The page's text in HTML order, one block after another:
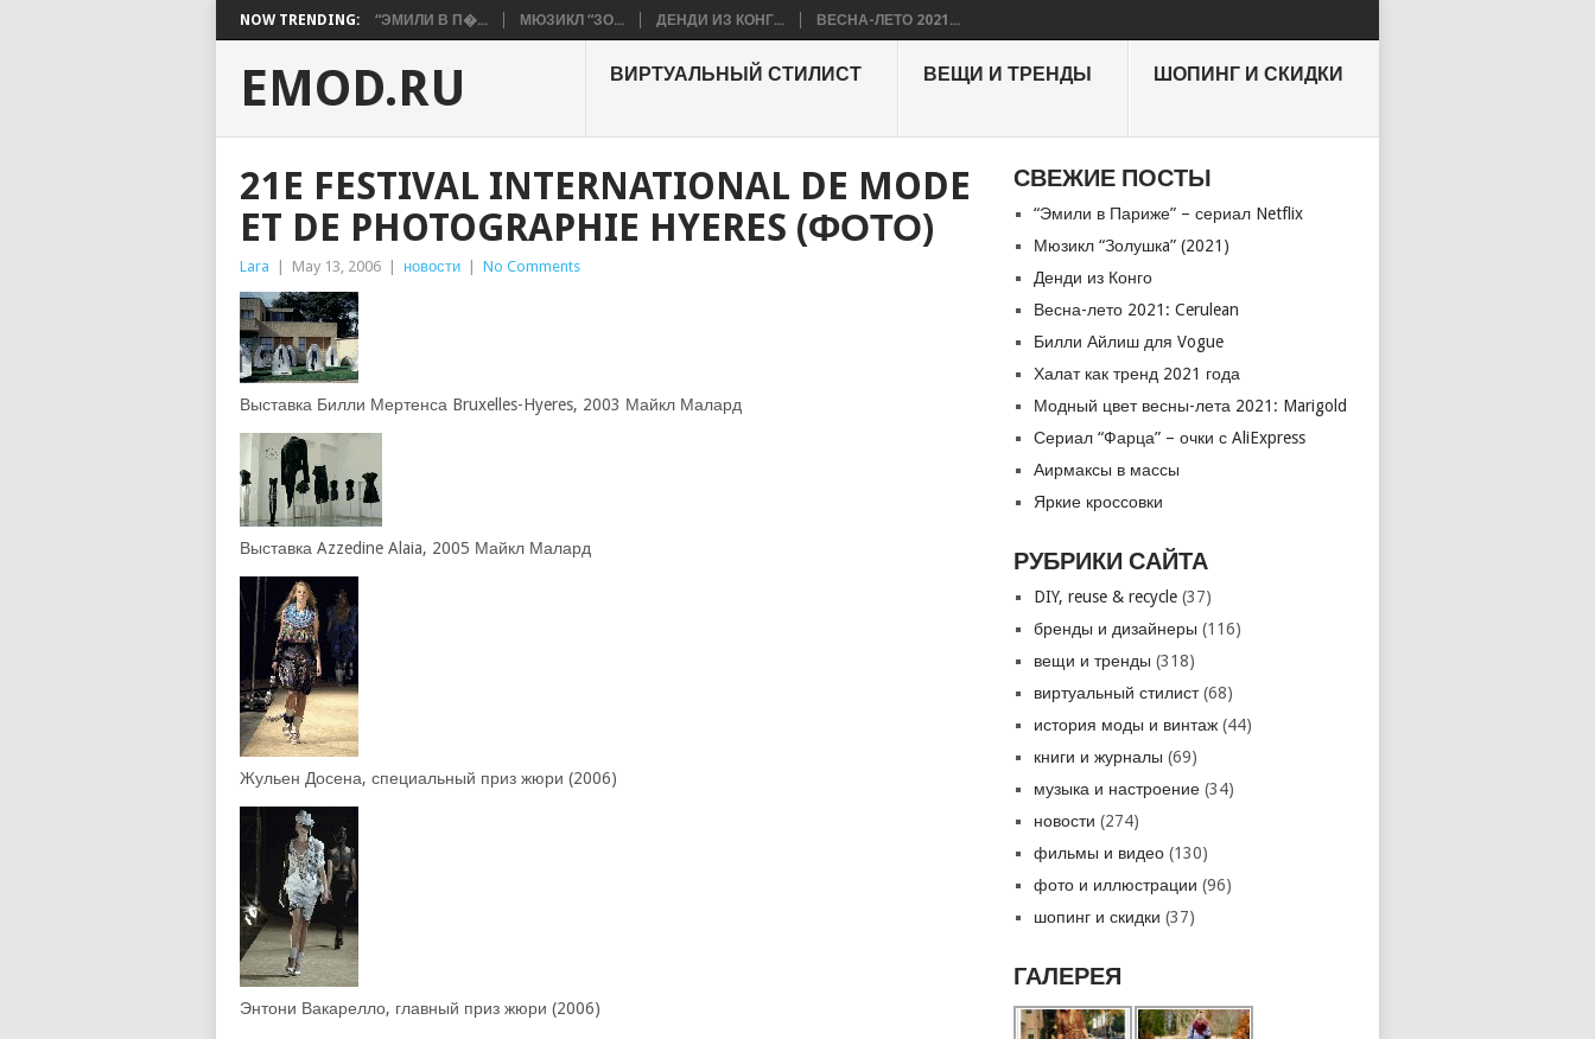
NOW TRENDING: “ЭМИЛИ В П�... МЮЗИКЛ “ЗО... ДЕНДИ ИЗ КОНГ... ВЕСНА-ЛЕТО 2021...
EMOD.RU ВИРТУАЛЬНЫЙ СТИЛИСТ ВЕЩИ И ТРЕНДЫ ШОПИНГ И СКИДКИ
21E FESTIVAL INTERNATIONAL DE MODE
ET DE PHOTOGRAPHIE HYERES (ФОТО)
Lara May 13, 2006 новости No Comments
Выставка Билли Мертенса Bruxelles-Hyeres, 2003 Майкл Малард
Выставка Azzedine Alaia, 2005 Майкл Малард
Жульен Досена, специальный приз жюри (2006)
Энтони Вакарелло, главный приз жюри (2006)
СВЕЖИЕ ПОСТЫ
“Эмили в Париже” – сериал Netflix
Мюзикл “Золушкa” (2021)
Денди из Конго
Весна-лето 2021: Cerulean
Билли Айлиш для Vogue
Халат как тренд 2021 года
Модный цвет весны-лета 2021: Marigold
Сериал “Фарца” – очки с AliExpress
Аирмаксы в массы
Яркие кроссовки
РУБРИКИ САЙТА
DIY, reuse & recycle (37)
бренды и дизайнеры (116)
вещи и тренды (318)
виртуальный стилист(68)
история моды и винтаж (44)
книги и журналы (69)
музыка и настроение (34)
новости (274)
фильмы и видео (130)
фото и иллюстрации (96)
шопинг и скидки (37)
ГАЛЕРЕЯ